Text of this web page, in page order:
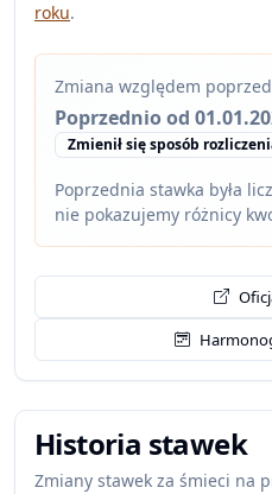
roku.
Zmiana względem
Poprzednio od
Zmienił się sposób
Poprzednia stawka była
nie pokazujemy różnicy
Historia stawek
Zmiany stawek za śmieci na